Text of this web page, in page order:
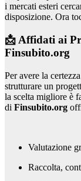
i mercati esteri
disposizione. Ora
📩 Affidati ai
Finsubito.org
Per avere la
strutturare un
la scelta migliore è
di Finsubito.org
Valutazione
Raccolta,